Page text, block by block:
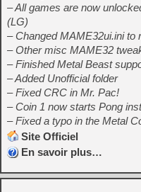
– All games are now
(LG)
– Changed MAME32ui.ini to
– Other misc MAME32
– Finished Metal Beast
– Added Unofficial folder
– Fixed CRC in Mr. Pac!
– Coin 1 now starts Pong
– Fixed a typo in the Metal
Site Officiel
En savoir plus…